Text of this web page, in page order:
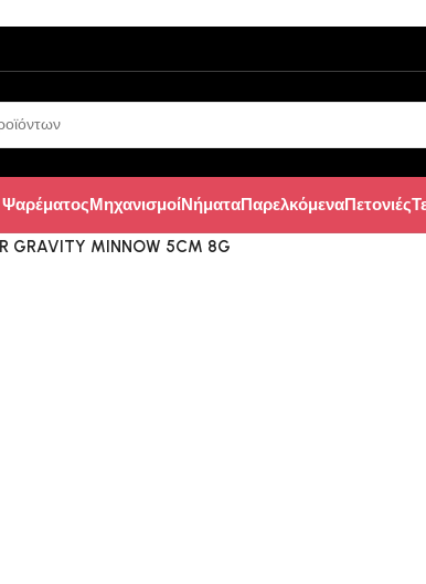
ΜηχανισμοίΝήματαΠαρελκόμεναΠετονιές
GRAVITY MINNOW 5CM 8G